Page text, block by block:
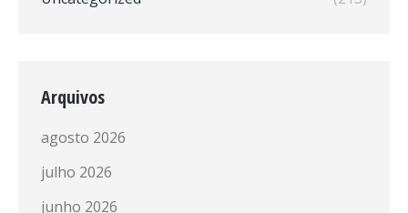
Arquivos
agosto 2026
julho 2026
junho 2026